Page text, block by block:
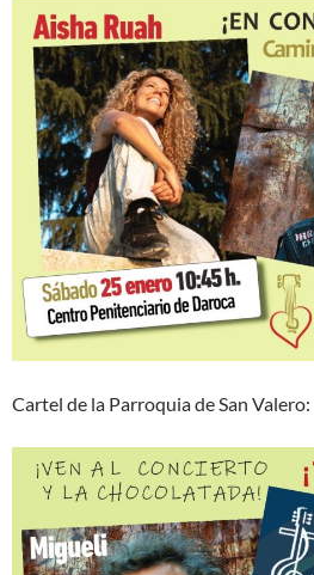
Cartel de la Parroquia de San Valero: